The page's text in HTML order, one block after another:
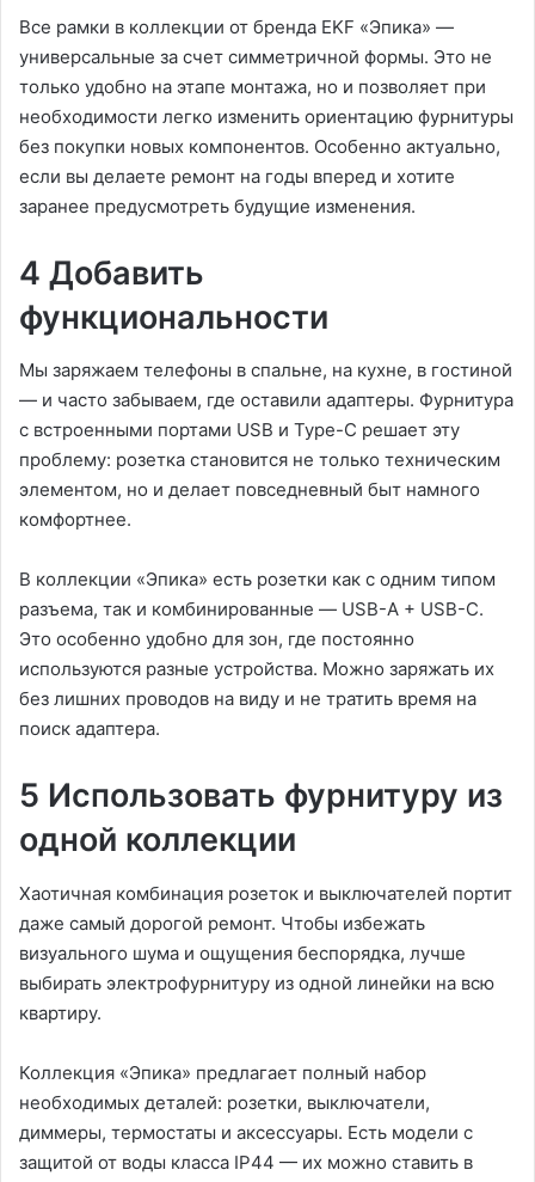
Все рамки в коллекции от бренда EKF «Эпика» —
универсальные за счет симметричной формы. Это не
только удобно на этапе монтажа, но и позволяет при
необходимости легко изменить ориентацию фурнитуры
без покупки новых компонентов. Особенно актуально,
если вы делаете ремонт на годы вперед и хотите
заранее предусмотреть будущие изменения.
4 Добавить
функциональности
Мы заряжаем телефоны в спальне, на кухне, в гостиной
— и часто забываем, где оставили адаптеры. Фурнитура
с встроенными портами USB и Type-C решает эту
проблему: розетка становится не только техническим
элементом, но и делает повседневный быт намного
комфортнее.
В коллекции «Эпика» есть розетки как с одним типом
разъема, так и комбинированные — USB-A + USB-C.
Это особенно удобно для зон, где постоянно
используются разные устройства. Можно заряжать их
без лишних проводов на виду и не тратить время на
поиск адаптера.
5 Использовать фурнитуру из
одной коллекции
Хаотичная комбинация розеток и выключателей портит
даже самый дорогой ремонт. Чтобы избежать
визуального шума и ощущения беспорядка, лучше
выбирать электрофурнитуру из одной линейки на всю
квартиру.
Коллекция «Эпика» предлагает полный набор
необходимых деталей: розетки, выключатели,
диммеры, термостаты и аксессуары. Есть модели с
защитой от воды класса IP44 — их можно ставить в